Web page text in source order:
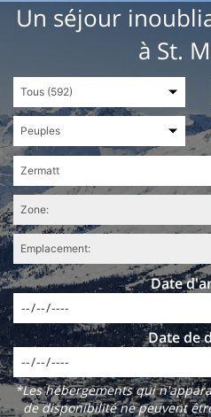
Un séjour
à St.
Date
Date de
*Les hébergements qui
de disponibilité ne peuvent